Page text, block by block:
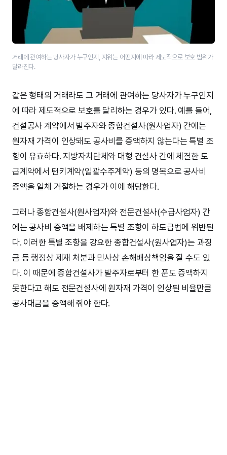
거래에 관여하는 당사자가 누구인지, 지위는 어떤지에 따라 제도적으로 보호 범위가
달라진다.
같은 형태의 거래라도 그 거래에 관여하는 당사자가 누구인지
에 따라 제도적으로 보호를 달리하는 경우가 있다. 예를 들어,
건설공사 계약에서 발주자와 종합건설사(원사업자) 간에는
원자재 가격이 인상돼도 공사비를 증액하지 않는다는 특별 조
항이 유효하다. 지방자치단체와 대형 건설사 간에 체결한 도
급계약에서 턴키계약(일괄수주계약) 등의 명목으로 공사비
증액을 일체 거절하는 경우가 이에 해당한다.
그러나 종합건설사(원사업자)와 전문건설사(수급사업자) 간
에는 공사비 증액을 배제하는 특별 조항이 하도급법에 위반된
다. 이러한 특별 조항을 강요한 종합건설사(원사업자)는 과징
금 등 행정상 제재 처분과 민사상 손해배상책임을 질 수도 있
다. 이 때문에 종합건설사가 발주자로부터 한 푼도 증액하지
못한다고 해도 전문건설사에 원자재 가격이 인상된 비율만큼
공사대금을 증액해 줘야 한다.